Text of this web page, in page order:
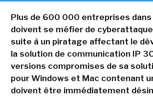
Plus de 600 000 entreprises dans
doivent se méfier de
suite à un piratage affectant le
la solution de communication IP
versions compromises de sa
pour Windows et Mac contenant
doivent être immédiatement